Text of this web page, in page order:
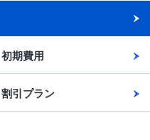
初期費用
割引プラン